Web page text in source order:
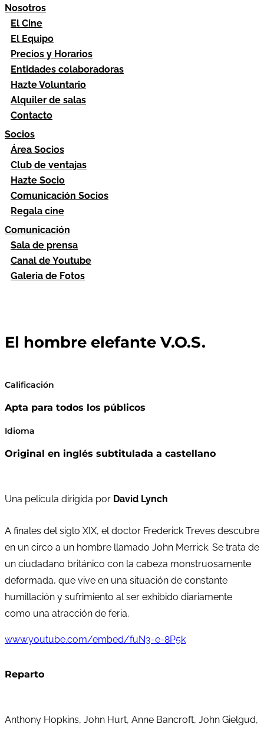
Nosotros
El Cine
El Equipo
Precios y Horarios
Entidades colaboradoras
Hazte Voluntario
Alquiler de salas
Contacto
Socios
Área Socios
Club de ventajas
Hazte Socio
Comunicación Socios
Regala cine
Comunicación
Sala de prensa
Canal de Youtube
Galeria de Fotos
El hombre elefante V.O.S.
Calificación
Apta para todos los públicos
Idioma
Original en inglés subtitulada a castellano
Una película dirigida por David Lynch
A finales del siglo XIX, el doctor Frederick Treves descubre
en un circo a un hombre llamado John Merrick. Se trata de
un ciudadano británico con la cabeza monstruosamente
deformada, que vive en una situación de constante
humillación y sufrimiento al ser exhibido diariamente
como una atracción de feria.
www.youtube.com/embed/fuN3-e-8P5k
Reparto
Anthony Hopkins, John Hurt, Anne Bancroft, John Gielgud,